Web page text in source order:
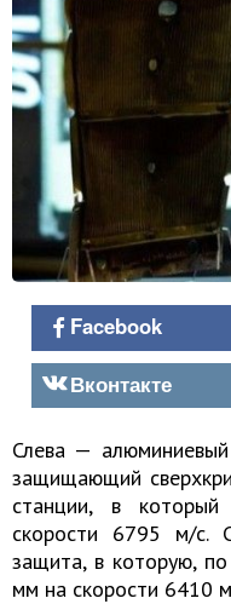
Facebook
Вконтакте
Слева —
защищающий
станции, в
скорости 6795 м/с.
защита, в которую,
мм на скорости 6410